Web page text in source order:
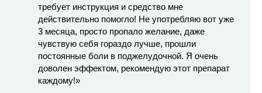
требует инструкция и средство мне
действительно помогло! Не употребляю вот уже
3 месяца, просто пропало желание, даже
чувствую себя гораздо лучше, прошли
постоянные боли в поджелудочной. Я очень
доволен эффектом, рекомендую этот препарат
каждому!»